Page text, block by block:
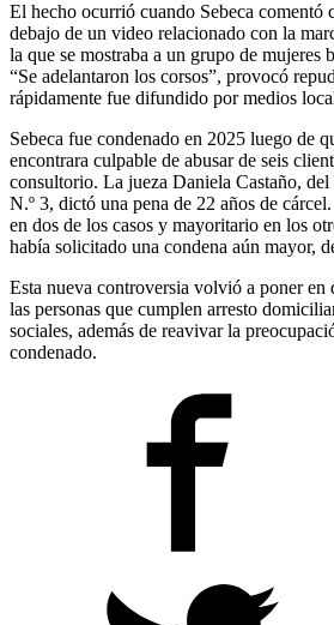
El hecho ocurrió cuando Sebeca comentó
debajo de un video relacionado con la
la que se mostraba a un grupo de mujeres
“Se adelantaron los corsos”, provocó
rápidamente fue difundido por medios
Sebeca fue condenado en 2025 luego de
encontrara culpable de abusar de seis
consultorio. La jueza Daniela Castaño,
N.º 3, dictó una pena de 22 años de
en dos de los casos y mayoritario en los
había solicitado una condena aún mayor,
Esta nueva controversia volvió a poner en
las personas que cumplen arresto
sociales, además de reavivar la
condenado.